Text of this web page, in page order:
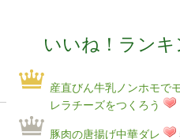
いいね！ラン
産直びん牛乳ノンホモで
レラチーズをつくろう
豚肉の唐揚げ中華ダレ